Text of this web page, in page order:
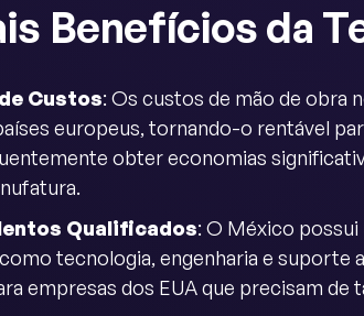
Benefícios da
Custos: Os custos de mão de obra
europeus, tornando-o rentável
obter economias
Qualificados: O México
tecnologia, engenharia e suporte
empresas dos EUA que precisam de